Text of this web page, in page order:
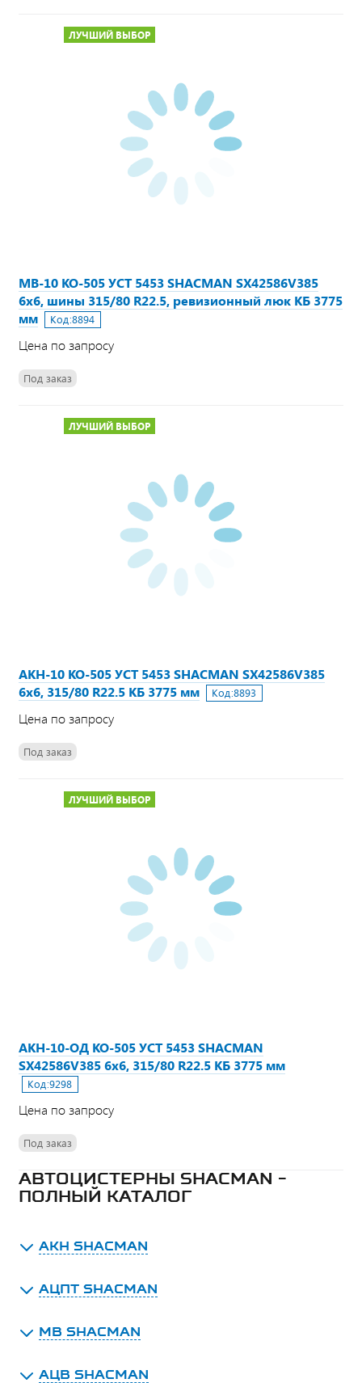
ЛУЧШИЙ ВЫБОР
МВ-10 КО-505 УСТ 5453 SHACMAN SX42586V385
6х6, шины 315/80 R22.5, ревизионный люк КБ 3775
мм
Код:8894
Цена по запросу
Под заказ
ЛУЧШИЙ ВЫБОР
АКН-10 КО-505 УСТ 5453 SHACMAN SX42586V385
6х6, 315/80 R22.5 КБ 3775 мм
Код:8893
Цена по запросу
Под заказ
ЛУЧШИЙ ВЫБОР
АКН-10-ОД КО-505 УСТ 5453 SHACMAN
SX42586V385 6х6, 315/80 R22.5 КБ 3775 мм
Код:9298
Цена по запросу
Под заказ
АВТОЦИСТЕРНЫ SHACMAN -
ПОЛНЫЙ КАТАЛОГ
АКН SHACMAN
АЦПТ SHACMAN
МВ SHACMAN
АЦВ SHACMAN